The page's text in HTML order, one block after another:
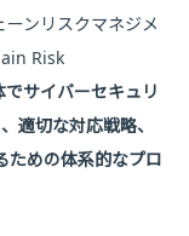
ンリスクマネジメ
Risk
サイバーセキュリ
適切な対応戦略、
ための体系的なプロ